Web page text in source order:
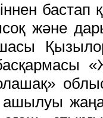
және
ашылуы